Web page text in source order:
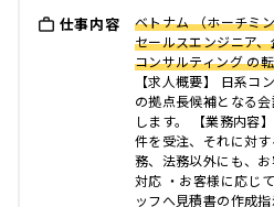
仕事内容
ベトナム （ホーチミ
セールスエンジニア
コンサルティング の
【求人概要】 日系コ
の拠点長候補となる
します。 【業務内容
件を受注、それに対
務、法務以外にも、
対応 ・お客様に応じ
ッフへ見積書の作成